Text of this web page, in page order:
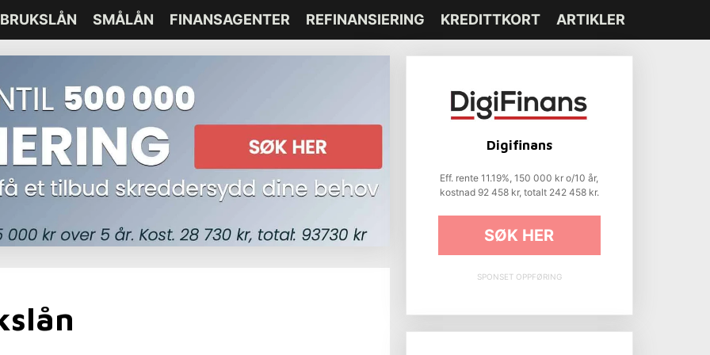
SMÅLÅN FINANSAGENTER REFINANSIERING KREDITTKORT ARTIKLER
Digifinans
Eff. rente 11.19%, 150 000 kr o/10 år,
kostnad 92 458 kr, totalt 242 458 kr.
SØK HER
SPONSET OPPFØRING